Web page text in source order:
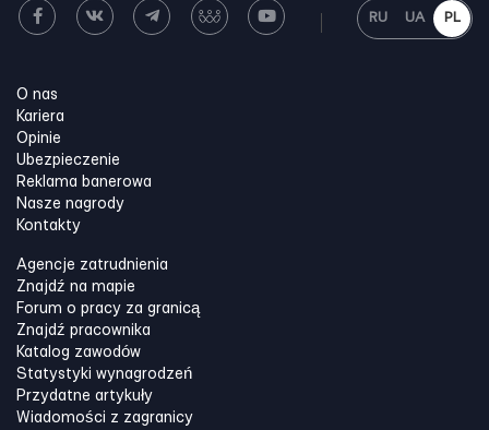
RU UA PL
O nas
Kariera
Opinie
Ubezpieczenie
Reklama banerowa
Nasze nagrody
Kontakty
Agencje zatrudnienia
Znajdź na mapie
Forum o pracy za granicą
Znajdź pracownika
Katalog zawodów
Statystyki wynagrodzeń
Przydatne artykuły
Wiadomości z zagranicy